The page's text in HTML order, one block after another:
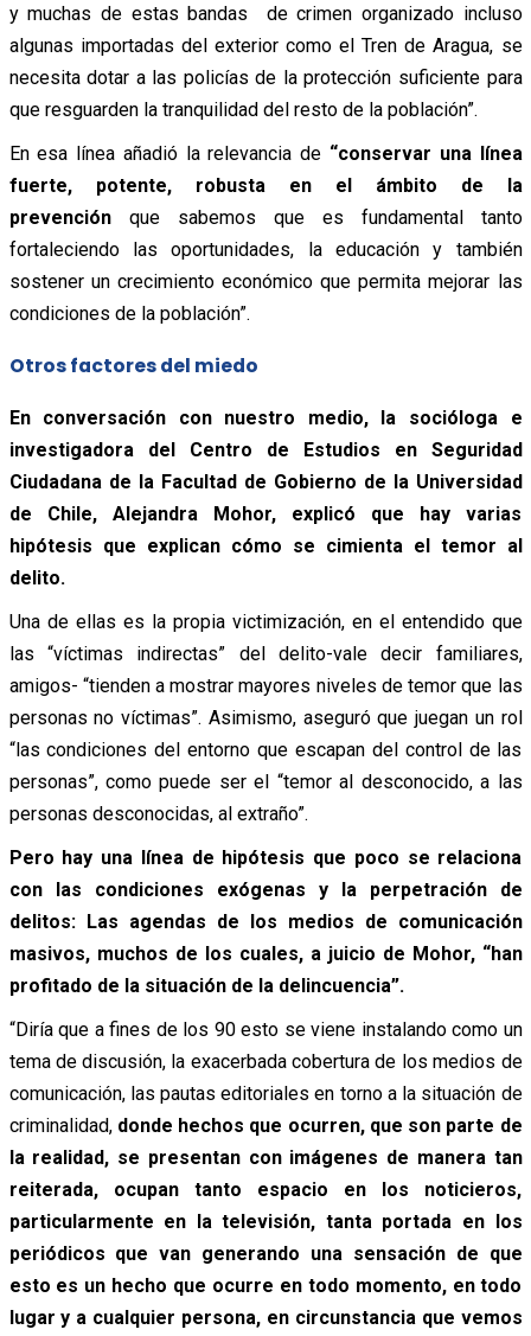
y muchas de estas bandas de crimen organizado incluso
algunas importadas del exterior como el Tren de Aragua, se
necesita dotar a las policías de la protección suficiente para
que resguarden la tranquilidad del resto de la población”.
En esa línea añadió la relevancia de “conservar una línea
fuerte, potente, robusta en el ámbito de la
prevenciónque sabemos que es fundamental tanto
fortaleciendo las oportunidades, la educación y también
sostener un crecimiento económico que permita mejorar las
condiciones de la población”.
Otros factores del miedo
En conversación con nuestro medio, la socióloga e
investigadora del Centro de Estudios en Seguridad
Ciudadana de la Facultad de Gobierno de la Universidad
de Chile, Alejandra Mohor, explicó que hay varias
hipótesis que explican cómo se cimienta el temor al
delito.
Una de ellas es la propia victimización, en el entendido que
las “víctimas indirectas” del delito-vale decir familiares,
amigos- “tienden a mostrar mayores niveles de temor que las
personas no víctimas”. Asimismo, aseguró que juegan un rol
“las condiciones del entorno que escapan del control de las
personas”, como puede ser el “temor al desconocido, a las
personas desconocidas, al extraño”.
Pero hay una línea de hipótesis que poco se relaciona
con las condiciones exógenas y la perpetración de
delitos: Las agendas de los medios de comunicación
masivos, muchos de los cuales, a juicio de Mohor, “han
profitado de la situación de la delincuencia”.
“Diría que a fines de los 90 esto se viene instalando como un
tema de discusión, la exacerbada cobertura de los medios de
comunicación, las pautas editoriales en torno a la situación de
criminalidad, donde hechos que ocurren, que son parte de
la realidad, se presentan con imágenes de manera tan
reiterada, ocupan tanto espacio en los noticieros,
particularmente en la televisión, tanta portada en los
periódicos que van generando una sensación de que
esto es un hecho que ocurre en todo momento, en todo
lugar y a cualquier persona, en circunstancia que vemos